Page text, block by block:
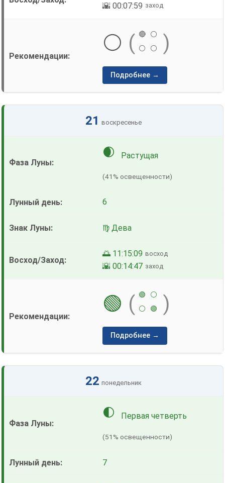
🌇 00:07:59 заход
⚪ ( 🔴
⚪
⚪
⚪ )
Подробнее →
21 воскресенье
🌒 Растущая
(41% освещенности)
6
♍ Дева
🌅 11:15:09 восход
🌇 00:14:47 заход
🟢 ( 🟢
⚪
⚪
🟢 )
Подробнее →
22 понедельник
🌓 Первая четверть
(51% освещенности)
7